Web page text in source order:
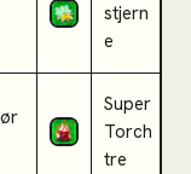
stjern
e
Super
Torch
tre